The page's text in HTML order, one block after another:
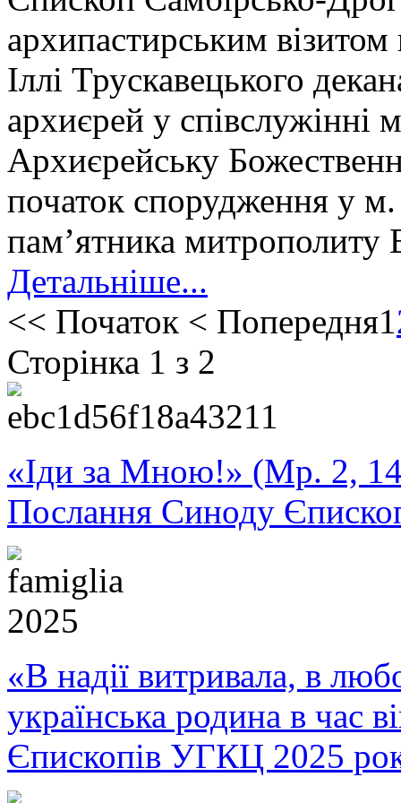
архипастирським
Іллі Трускавецького
архиєрей у співслужінні
Архиєрейську
початок спорудження у м.
пам’ятника
Детальніше...
<< Початок < Попередня1
Сторінка 1 з 2
«Іди за Мною!» (Мр. 2,
Послання Синоду
«В надії витривала, в
українська родина в час
Єпископів УГКЦ 2025